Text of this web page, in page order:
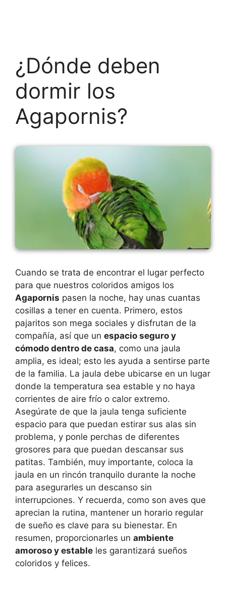
¿Dónde deben
dormir los
Agapornis?
Cuando se trata de encontrar el lugar perfecto
para que nuestros coloridos amigos los
Agapornis pasen la noche, hay unas cuantas
cosillas a tener en cuenta. Primero, estos
pajaritos son mega sociales y disfrutan de la
compañía, así que un espacio seguro y
cómodo dentro de casa, como una jaula
amplia, es ideal; esto les ayuda a sentirse parte
de la familia. La jaula debe ubicarse en un lugar
donde la temperatura sea estable y no haya
corrientes de aire frío o calor extremo.
Asegúrate de que la jaula tenga suficiente
espacio para que puedan estirar sus alas sin
problema, y ponle perchas de diferentes
grosores para que puedan descansar sus
patitas. También, muy importante, coloca la
jaula en un rincón tranquilo durante la noche
para asegurarles un descanso sin
interrupciones. Y recuerda, como son aves que
aprecian la rutina, mantener un horario regular
de sueño es clave para su bienestar. En
resumen, proporcionarles un ambiente
amoroso y estable les garantizará sueños
coloridos y felices.